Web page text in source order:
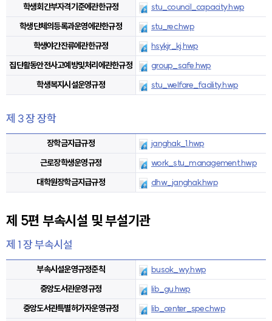
학생회간부자격기준에관한규정
stu_council_capacity.hwp
학생단체의등록과운영에관한규정
stu_rec.hwp
학생야간잔류에관한규정
hsykjr_kj.hwp
집단활동안전사고예방및처리에관한규정
group_safe.hwp
학생복지시설운영규정
stu_welfare_facility.hwp
제 3 장 장학
장학금지급규정
janghak_1.hwp
근로장학생운영규정
work_stu_management.hwp
대학원장학금지급규정
dhw_janghak.hwp
제 5편 부속시설 및 부설기관
제 1 장 부속시설
부속시설운영규정준칙
busok_wy.hwp
중앙도서관운영규정
lib_gu.hwp
중앙도서관특별허가자운영규정
lib_center_spec.hwp